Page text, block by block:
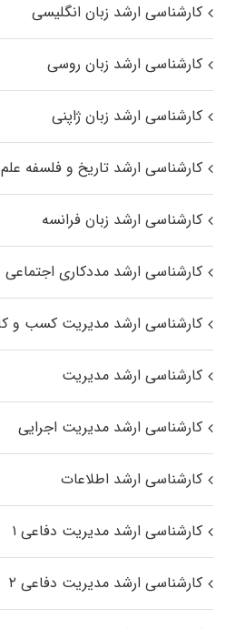
کارشناسی ارشد زبان انگلیسی
کارشناسی ارشد زبان روسی
کارشناسی ارشد زبان ژاپنی
کارشناسی ارشد تاریخ و فلسفه علم
کارشناسی ارشد زبان فرانسه
کارشناسی ارشد مددکاری اجتماعی
کارشناسی ارشد مدیریت کسب و
کارشناسی ارشد مدیریت
کارشناسی ارشد مدیریت اجرایی
کارشناسی ارشد اطلاعات
کارشناسی ارشد مدیریت دفاعی ۱
کارشناسی ارشد مدیریت دفاعی ۲